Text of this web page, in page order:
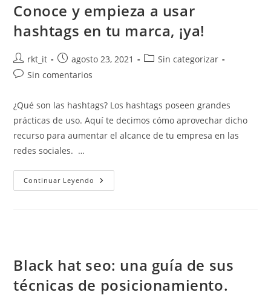
Conoce y empieza a usar
hashtags en tu marca, ¡ya!
rkt_it agosto 23, 2021
Sin categorizar
Sin comentarios
¿Qué son las hashtags? Los hashtags poseen grandes
prácticas de uso. Aquí te decimos cómo aprovechar dicho
recurso para aumentar el alcance de tu empresa en las
redes sociales. …
Continuar Leyendo
Black hat seo: una guía de sus
técnicas de posicionamiento.